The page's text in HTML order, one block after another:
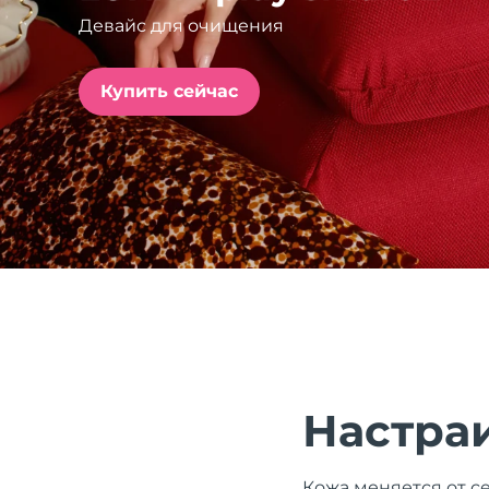
Девайс для очищения
Купить сейчас
issa™ Teeth Whitening Set
FAQ™ Dual LED Panel
ПОДАРКИ И НАБОРЫ